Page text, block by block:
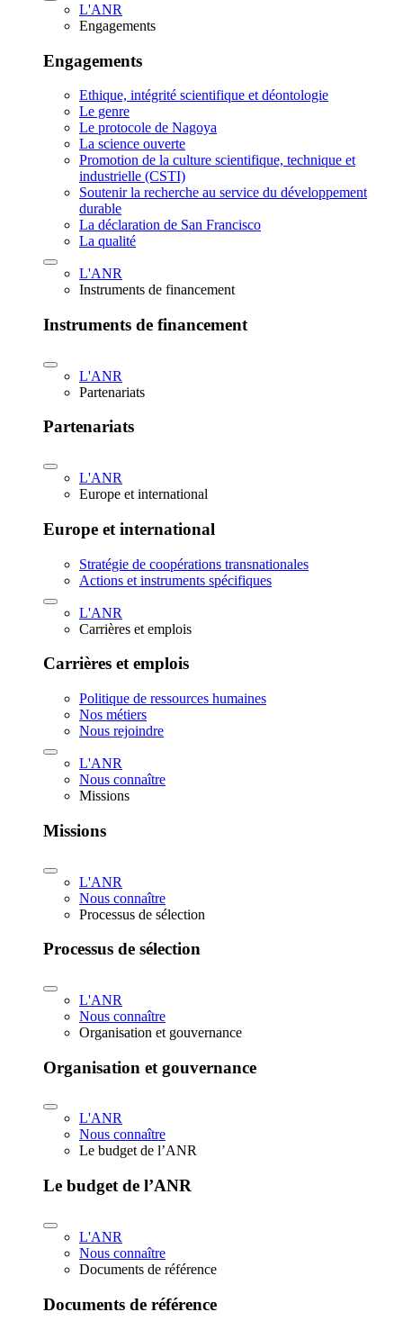
L'ANR
Engagements
Engagements
Ethique, intégrité scientifique et déontologie
Le genre
Le protocole de Nagoya
La science ouverte
Promotion de la culture scientifique, technique et
industrielle (CSTI)
Soutenir la recherche au service du développement
durable
La déclaration de San Francisco
La qualité
L'ANR
Instruments de financement
Instruments de financement
L'ANR
Partenariats
Partenariats
L'ANR
Europe et international
Europe et international
Stratégie de coopérations transnationales
Actions et instruments spécifiques
L'ANR
Carrières et emplois
Carrières et emplois
Politique de ressources humaines
Nos métiers
Nous rejoindre
L'ANR
Nous connaître
Missions
Missions
L'ANR
Nous connaître
Processus de sélection
Processus de sélection
L'ANR
Nous connaître
Organisation et gouvernance
Organisation et gouvernance
L'ANR
Nous connaître
Le budget de l’ANR
Le budget de l’ANR
L'ANR
Nous connaître
Documents de référence
Documents de référence